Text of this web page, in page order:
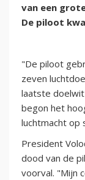
van een
De piloot
"De piloot
zeven
laatste
begon het
luchtmacht op
President
dood van de
voorval. "Mijn